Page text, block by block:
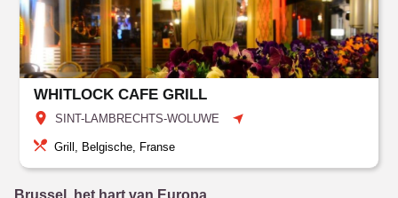
WHITLOCK CAFE GRILL
SINT-LAMBRECHTS-WOLUWE
Grill, Belgische, Franse
Brussel, het hart van Europa